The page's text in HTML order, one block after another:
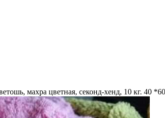
махра цветная, секонд-хенд, 10 кг. 40